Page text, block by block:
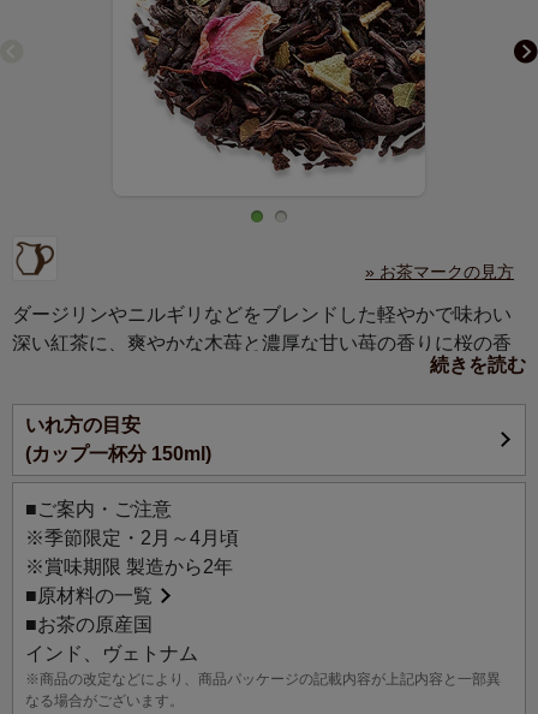
» お茶マークの見方
ダージリンやニルギリなどをブレンドした軽やかで味わい
深い紅茶に、爽やかな木苺と濃厚な甘い苺の香りに桜の香
口に含むと、ふんわりと優しい桜の葉の香りが広がり、春
の訪れを予感させます。
ミルクをさらりと加えても、一味違った桜の風味をお楽し
みいただける、この時期にしか味わえない春限定のフレー
バードティーです。
続きを読む
いれ方の目安
(カップ一杯分 150ml)
■ご案内・ご注意
※季節限定・2月～4月頃
※賞味期限 製造から2年
■原材料の一覧
■お茶の原産国
インド、ヴェトナム
※商品の改定などにより、商品パッケージの記載内容が上記内容と一部異
なる場合がございます。